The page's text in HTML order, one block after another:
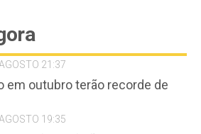
21:37
em outubro terão recorde de
19:35